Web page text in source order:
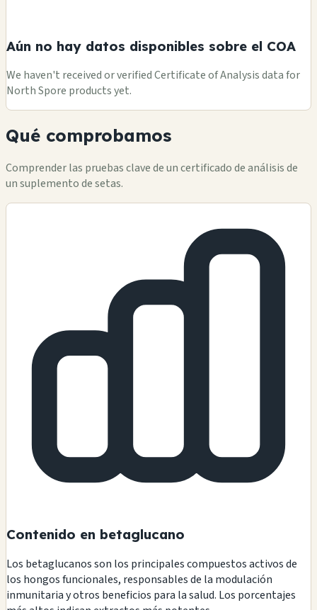
Aún no hay datos disponibles sobre el COA
We haven't received or verified Certificate of Analysis data for
North Spore products yet.
Qué comprobamos
Comprender las pruebas clave de un certificado de análisis de
un suplemento de setas.
Contenido en betaglucano
Los betaglucanos son los principales compuestos activos de
los hongos funcionales, responsables de la modulación
inmunitaria y otros beneficios para la salud. Los porcentajes